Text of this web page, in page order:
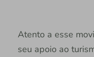
Atento a esse
seu apoio ao